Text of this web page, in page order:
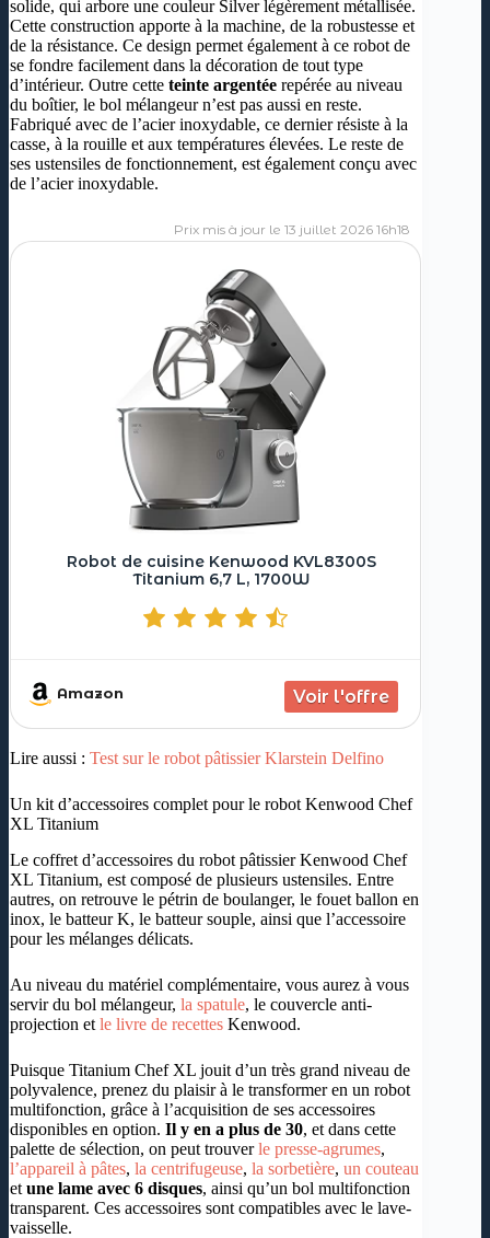
solide, qui arbore une couleur Silver légèrement métallisée.
Cette construction apporte à la machine, de la robustesse et
de la résistance. Ce design permet également à ce robot de
se fondre facilement dans la décoration de tout type
d’intérieur. Outre cette teinte argentée repérée au niveau
du boîtier, le bol mélangeur n’est pas aussi en reste.
Fabriqué avec de l’acier inoxydable, ce dernier résiste à la
casse, à la rouille et aux températures élevées. Le reste de
ses ustensiles de fonctionnement, est également conçu avec
de l’acier inoxydable.
13 juillet 2026 16h18
Robot de cuisine Kenwood KVL8300S
Titanium 6,7 L, 1700W
Amazon
Lire aussi : Test sur le robot pâtissier Klarstein Delfino
Un kit d’accessoires complet pour le robot Kenwood Chef
XL Titanium
Le coffret d’accessoires du robot pâtissier Kenwood Chef
XL Titanium, est composé de plusieurs ustensiles. Entre
autres, on retrouve le pétrin de boulanger, le fouet ballon en
inox, le batteur K, le batteur souple, ainsi que l’accessoire
pour les mélanges délicats.
Au niveau du matériel complémentaire, vous aurez à vous
servir du bol mélangeur, la spatule, le couvercle anti-
projection et le livre de recettes Kenwood.
Puisque Titanium Chef XL jouit d’un très grand niveau de
polyvalence, prenez du plaisir à le transformer en un robot
multifonction, grâce à l’acquisition de ses accessoires
disponibles en option. Il y en a plus de 30, et dans cette
palette de sélection, on peut trouverle presse-agrumes,
l’appareil à pâtes, la centrifugeuse, la sorbetière, un couteau
et une lame avec 6 disques, ainsi qu’un bol multifonction
transparent. Ces accessoires sont compatibles avec le lave-
vaisselle.